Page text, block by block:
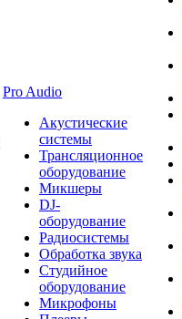
Pro Audio
Акустические
системы
Трансляционное
оборудование
Микшеры
DJ-
оборудование
Радиосистемы
Обработка звука
Студийное
оборудование
Микрофоны